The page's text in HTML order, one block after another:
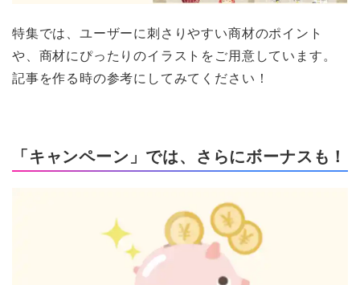
特集では、ユーザーに刺さりやすい商材のポイント
や、商材にぴったりのイラストをご用意しています。
記事を作る時の参考にしてみてください！
「キャンペーン」では、さらにボーナスも！